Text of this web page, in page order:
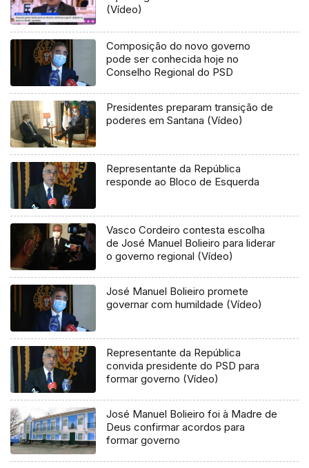
(Vídeo)
Composição do novo governo
pode ser conhecida hoje no
Conselho Regional do PSD
Presidentes preparam transição de
poderes em Santana (Vídeo)
Representante da República
responde ao Bloco de Esquerda
Vasco Cordeiro contesta escolha
de José Manuel Bolieiro para liderar
o governo regional (Vídeo)
José Manuel Bolieiro promete
governar com humildade (Vídeo)
Representante da República
convida presidente do PSD para
formar governo (Vídeo)
José Manuel Bolieiro foi à Madre de
Deus confirmar acordos para
formar governo